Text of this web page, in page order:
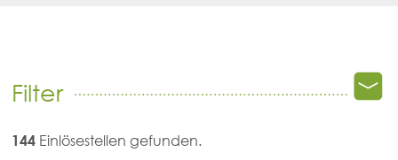
Filter
144 Einlösestellen gefunden.